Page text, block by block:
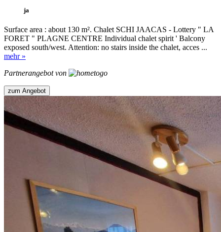
ja
Surface area : about 130 m². Chalet SCHI JAACAS - Lottery " LA
FORET " PLAGNE CENTRE Individual chalet spirit ' Balcony
exposed south/west. Attention: no stairs inside the chalet, acces ...
mehr »
Partnerangebot von
zum Angebot